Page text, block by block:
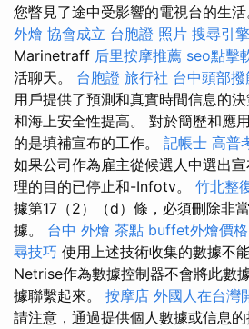
您瞥見了途中受影響的電視台的生活
外燴 協會成立 台胞證 照片 搜尋引擎
Marinetraff 后里按摩推薦 seo點擊
活聊天。 台胞證 旅行社 台中頭部撥
用戶提供了預測和真實時間信息的
和海上安全性提高。 對於簡歷和應
的是填補宣布的工作。 記帳士 高普
如果公司作為雇主從候選人中選出
理的目的已停止和-Infotv。 竹北整
據第17（2）（d）條，必須刪除非
據。 台中 外燴 茶點 buffet外燴價格
尋技巧 使用上述技術收集的數據不
Netrise作為數據控制器不會將此數
據聯繫起來。 按摩店 外國人在台灣
請注意，通過提供個人數據或信息